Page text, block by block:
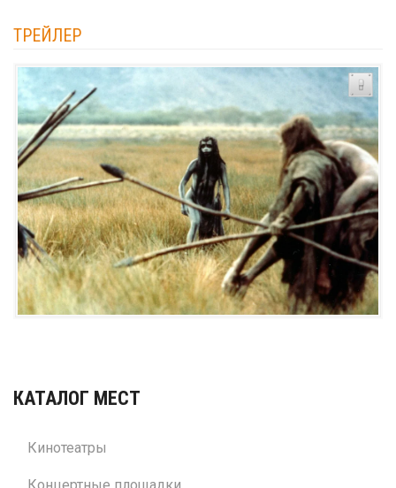
ТРЕЙЛЕР
КАТАЛОГ МЕСТ
Кинотеатры
Концертные площадки